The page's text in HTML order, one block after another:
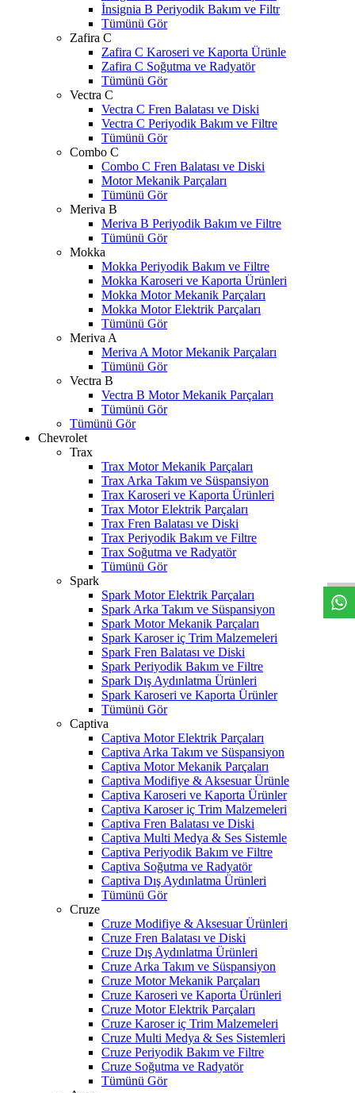
İnsignia B Periyodik Bakım ve Filtr
Tümünü Gör
Zafira C
Zafira C Karoseri ve Kaporta Ürünle
Zafira C Soğutma ve Radyatör
Tümünü Gör
Vectra C
Vectra C Fren Balatası ve Diski
Vectra C Periyodik Bakım ve Filtre
Tümünü Gör
Combo C
Combo C Fren Balatası ve Diski
Motor Mekanik Parçaları
Tümünü Gör
Meriva B
Meriva B Periyodik Bakım ve Filtre
Tümünü Gör
Mokka
Mokka Periyodik Bakım ve Filtre
Mokka Karoseri ve Kaporta Ürünleri
Mokka Motor Mekanik Parçaları
Mokka Motor Elektrik Parçaları
Tümünü Gör
Meriva A
Meriva A Motor Mekanik Parçaları
Tümünü Gör
Vectra B
Vectra B Motor Mekanik Parçaları
Tümünü Gör
Tümünü Gör
Chevrolet
Trax
Trax Motor Mekanik Parçaları
Trax Arka Takım ve Süspansiyon
Trax Karoseri ve Kaporta Ürünleri
Trax Motor Elektrik Parçaları
Trax Fren Balatası ve Diski
Trax Periyodik Bakım ve Filtre
Trax Soğutma ve Radyatör
Tümünü Gör
Spark
Spark Motor Elektrik Parçaları
Spark Arka Takım ve Süspansiyon
Spark Motor Mekanik Parçaları
Spark Karoser iç Trim Malzemeleri
Spark Fren Balatası ve Diski
Spark Periyodik Bakım ve Filtre
Spark Dış Aydınlatma Ürünleri
Spark Karoseri ve Kaporta Ürünler
Tümünü Gör
Captiva
Captiva Motor Elektrik Parçaları
Captiva Arka Takım ve Süspansiyon
Captiva Motor Mekanik Parçaları
Captiva Modifiye & Aksesuar Ürünle
Captiva Karoseri ve Kaporta Ürünler
Captiva Karoser iç Trim Malzemeleri
Captiva Fren Balatası ve Diski
Captiva Multi Medya & Ses Sistemle
Captiva Periyodik Bakım ve Filtre
Captiva Soğutma ve Radyatör
Captiva Dış Aydınlatma Ürünleri
Tümünü Gör
Cruze
Cruze Modifiye & Aksesuar Ürünleri
Cruze Fren Balatası ve Diski
Cruze Dış Aydınlatma Ürünleri
Cruze Arka Takım ve Süspansiyon
Cruze Motor Mekanik Parçaları
Cruze Karoseri ve Kaporta Ürünleri
Cruze Motor Elektrik Parçaları
Cruze Karoser iç Trim Malzemeleri
Cruze Multi Medya & Ses Sistemleri
Cruze Periyodik Bakım ve Filtre
Cruze Soğutma ve Radyatör
Tümünü Gör